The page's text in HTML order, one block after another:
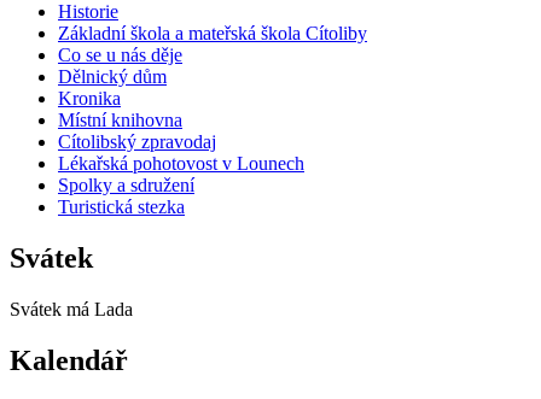
Historie
Základní škola a mateřská škola Cítoliby
Co se u nás děje
Dělnický dům
Kronika
Místní knihovna
Cítolibský zpravodaj
Lékařská pohotovost v Lounech
Spolky a sdružení
Turistická stezka
Svátek
Svátek má Lada
Kalendář